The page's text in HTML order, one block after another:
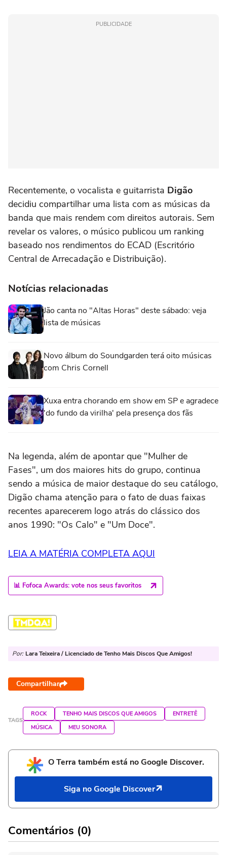
PUBLICIDADE
Recentemente, o vocalista e guitarrista Digão
decidiu compartilhar uma lista com as músicas da
banda que mais rendem com direitos autorais. Sem
revelar os valores, o músico publicou um ranking
baseado nos rendimentos do ECAD (Escritório
Central de Arrecadação e Distribuição).
Notícias relacionadas
Jão canta no "Altas Horas" deste sábado: veja
lista de músicas
Novo álbum do Soundgarden terá oito músicas
com Chris Cornell
Xuxa entra chorando em show em SP e agradece
'do fundo da virilha' pela presença dos fãs
Na legenda, além de apontar que "Mulher de
Fases", um dos maiores hits do grupo, continua
sendo a música de maior destaque do seu catálogo,
Digão chama atenção para o fato de duas faixas
recentes aparecerem logo atrás do clássico dos
anos 1990: "Os Calo" e "Um Doce".
LEIA A MATÉRIA COMPLETA AQUI
📊 Fofoca Awards: vote nos seus favoritos
Por: Lara Teixeira / Licenciado de Tenho Mais Discos Que Amigos!
Compartilhar
TAGS
ROCK TENHO MAIS DISCOS QUE AMIGOS
ENTRETÊ
MÚSICA
MEU SONORA
O Terra também está no Google Discover.
Siga no Google Discover
Comentários (0)